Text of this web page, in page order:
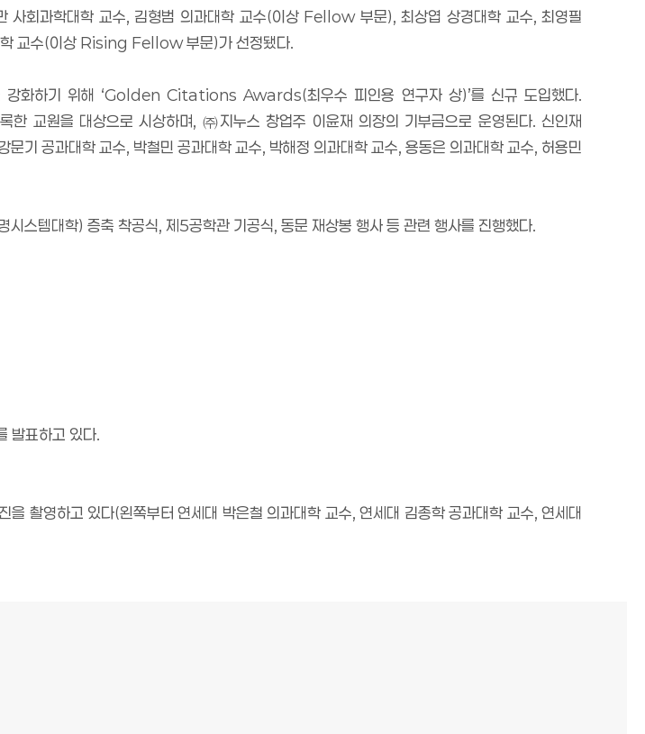
사회과학대학 교수 김형범 의과대학 교수(이상 Fellow 부문), 최상엽 상경대학 교수 최영필
교수(이상 Rising Fellow부문)가 선정됐다
화하기 위해 ‘Golden Citations Awards(최우수 피인용 연구자 상)’를 신규 도입했다
한 교원을 대상으로 시상하며 ㈜지누스 창업주 이윤재 의장의 기부금으로 운영된다.신인재
문기 공과대학 교수 박철민 공과대학 교수 박해정 의과대학 교수 용동은 의과대학 교수 허용민
시스템대학) 증축 착공식 제5공학관 기공식 동문 재상봉 행사 등 관련 행사를 진행했다
발표하고 있다
을 촬영하고 있다(왼쪽부터 연세대 박은철 의과대학 교수 ,연세대 김종학 공과대학 교수 ,연세대